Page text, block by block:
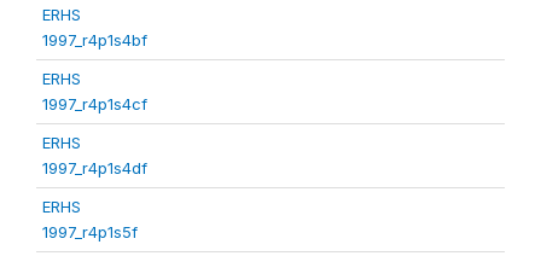
ERHS
1997_r4p1s4bf
ERHS
1997_r4p1s4cf
ERHS
1997_r4p1s4df
ERHS
1997_r4p1s5f